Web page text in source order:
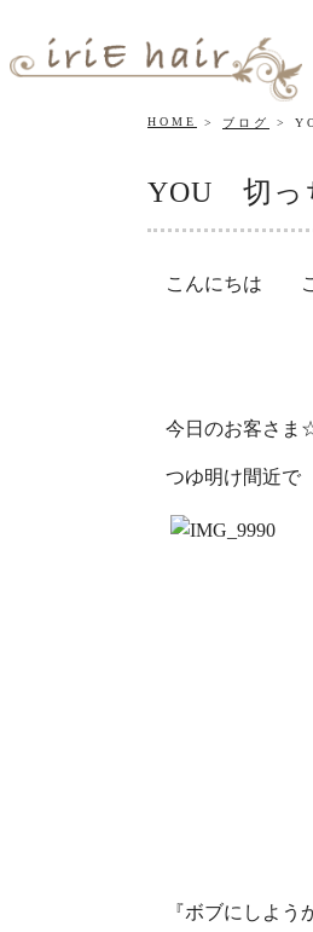
HOME ブログ
YOU 切
こんにちは
今日のお客さま
つゆ明け間近で
『ボブにしよ